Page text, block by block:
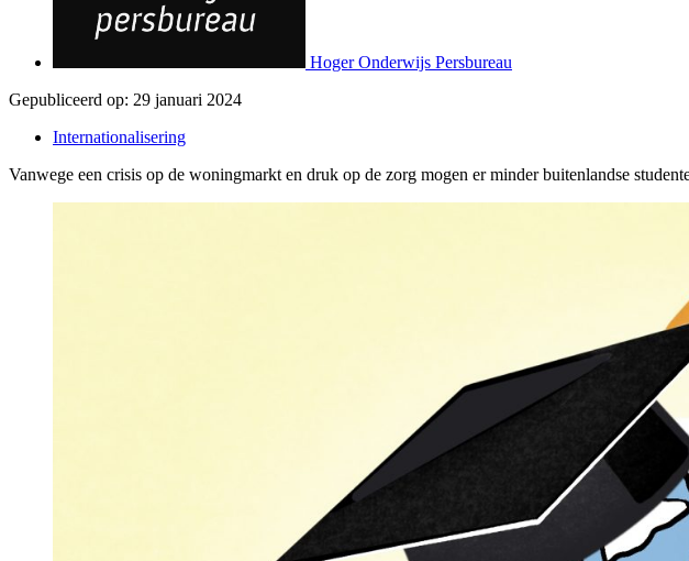
Hoger Onderwijs Persbureau
Gepubliceerd op: 29 januari 2024
Internationalisering
Vanwege een crisis op de woningmarkt en druk op de zorg mogen er minder buitenlandse